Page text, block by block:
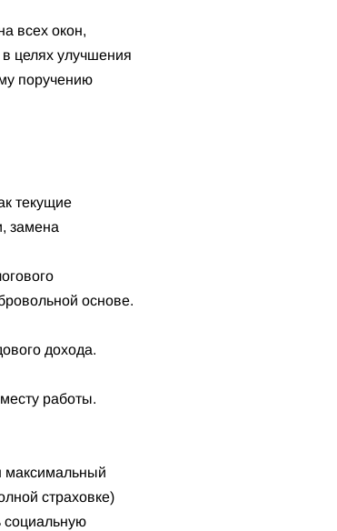
всех окон,
целях улучшения
поручению
текущие
замена
основе.
дохода.
работы.
максимальный
страховке)
социальную